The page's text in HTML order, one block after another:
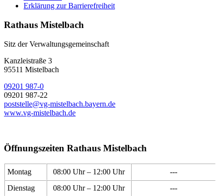
Erklärung zur Barrierefreiheit
Rathaus Mistelbach
Sitz der Verwaltungsgemeinschaft
Kanzleistraße 3
95511 Mistelbach
09201 987-0
09201 987-22
poststelle@vg-mistelbach.bayern.de
www.vg-mistelbach.de
Öffnungszeiten Rathaus Mistelbach
Montag 08:00 Uhr – 12:00 Uhr
---
Dienstag
08:00 Uhr – 12:00 Uhr
---